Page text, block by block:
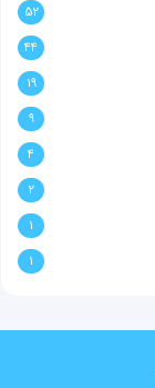
۵۲
۴۴
۱۹
۹
۴
۲
۱
۱